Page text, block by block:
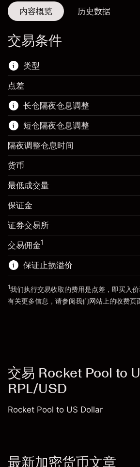
内容概览 历史数据
交易条件
类型
该金融市场可进行差价合约交易
了解更多:
差价合约
点差
长仓隔夜仓息调整
保证金。您的投资
隔夜仓息
使用杠杆的交易规模（大约值）
来自杠杆的资金 - 美元（大约值）
前往平台
短仓隔夜仓息调整
保证金。您的投资
隔夜仓息
来自头寸全值的费用
使用杠杆的交易规模（大约值）
来自杠杆的资金 - 美元（大约值）
前往平台
隔夜调整仓息时间
货币
最低成交量
保证金
证券交易所
交易佣金1
保证止损溢价
1我们执行交易收取的费用是点差，即买入价
有关更多信息，请参阅我们网站上的收费页
交易 Rocket Pool to
RPL/USD
Rocket Pool to US Dollar
最新加密货币文章